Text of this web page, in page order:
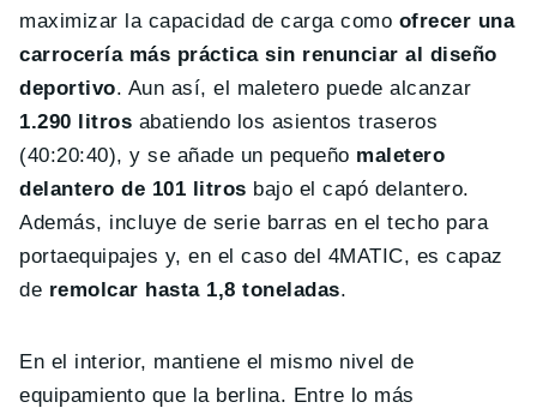
maximizar la capacidad de carga como ofrecer una
carrocería más práctica sin renunciar al diseño
deportivo. Aun así, el maletero puede alcanzar
1.290 litros abatiendo los asientos traseros
(40:20:40), y se añade un pequeño maletero
delanterode 101 litros bajo el capó delantero.
Además, incluye de serie barras en el techo para
portaequipajes y, en el caso del 4MATIC, es capaz
de remolcar hasta 1,8 toneladas.
En el interior, mantiene el mismo nivel de
equipamiento que la berlina. Entre lo más